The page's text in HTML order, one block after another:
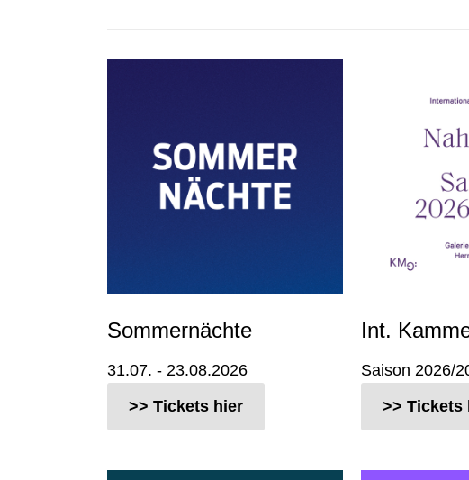
Sommernächte
31.07. - 23.08.2026
>> Tickets hier
Int.
Saison 2026/
>> Tickets